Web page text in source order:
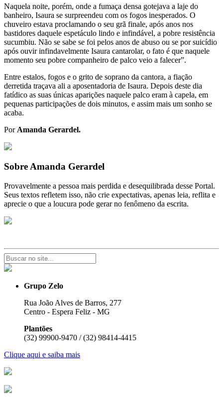
Naquela noite, porém, onde a fumaça densa gotejava a laje do
banheiro, Isaura se surpreendeu com os fogos inesperados. O
chuveiro estava proclamando o seu grã finale, após anos nos
bastidores daquele espetáculo lindo e infindável, a pobre resistência
sucumbiu. Não se sabe se foi pelos anos de abuso ou se por suicídio
após ouvir infindavelmente Isaura cantarolar, o fato é que naquele
momento seu pobre companheiro de palco veio a falecer”.
Entre estalos, fogos e o grito de soprano da cantora, a fiação
derretida traçava ali a aposentadoria de Isaura. Depois deste dia
fatídico as suas únicas aparições naquele palco eram à capela, em
pequenas participações de dois minutos, e assim mais um sonho se
acaba.
Por Amanda Gerardel.
Sobre Amanda Gerardel
Provavelmente a pessoa mais perdida e desequilibrada desse Portal.
Seus textos refletem isso, não crie expectativas, apenas leia, reflita e
aprecie o que a loucura pode gerar no fenômeno da escrita.
Grupo Zelo
Rua João Alves de Barros, 277
Centro - Espera Feliz - MG
Plantões
(32) 99900-9470 / (32) 98414-4415
Clique aqui e saiba mais